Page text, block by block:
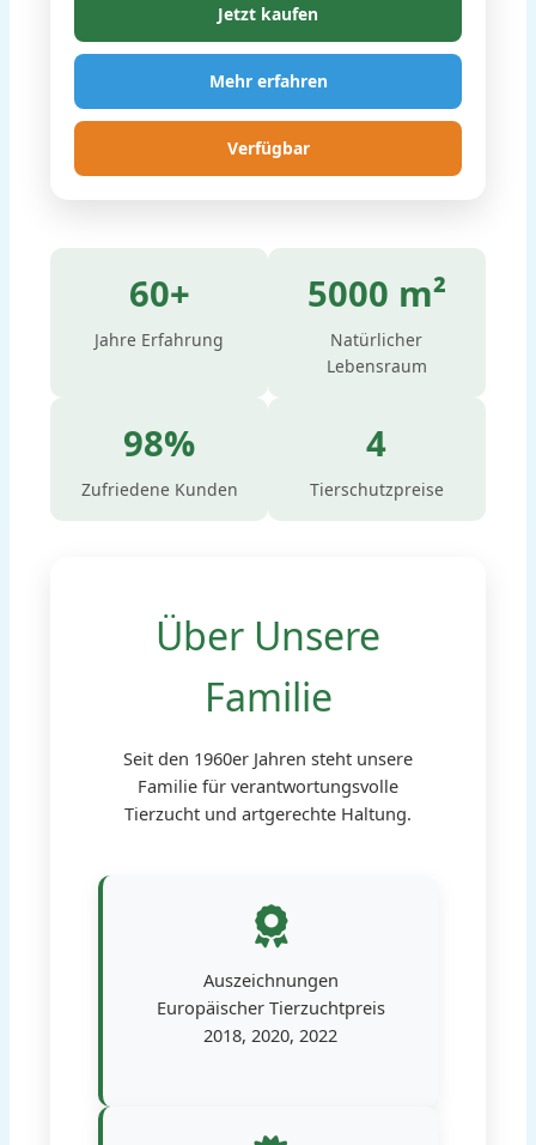
Jetzt kaufen
Mehr erfahren
Verfügbar
60+
Jahre Erfahrung
5000 m²
Natürlicher
Lebensraum
98%
Zufriedene Kunden
4
Tierschutzpreise
Über Unsere
Familie
Seit den 1960er Jahren steht unsere
Familie für verantwortungsvolle
Tierzucht und artgerechte Haltung.
Auszeichnungen
Europäischer Tierzuchtpreis
2018, 2020, 2022